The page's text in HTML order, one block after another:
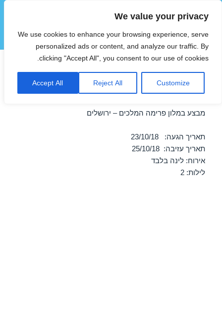
We value your privacy
We use cookies to enhance your browsing experience, serve
personalized ads or content, and analyze our traffic. By
clicking "Accept All", you consent to our use of cookies.
Customize
Reject All
Accept All
הוטצימר
תפריטים
ווידג'טים
חופשה במלון פרימה המלכים –
ירושלים 23/10/2018
מבצע במלון פרימה המלכים – ירושלים
תאריך הגעה: 23/10/18
תאריך עזיבה: 25/10/18
אירוח: לינה בלבד
לילות: 2